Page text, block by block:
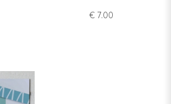
€ 7.00